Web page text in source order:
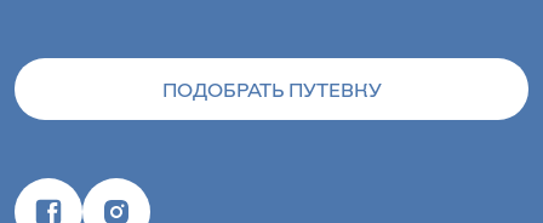
ПОДОБРАТЬ ПУТЕВКУ